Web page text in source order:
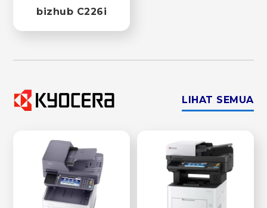
bizhub C226i
LIHAT SEMUA